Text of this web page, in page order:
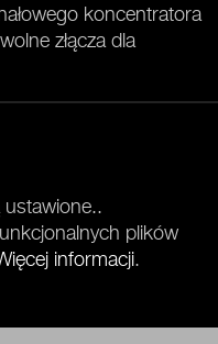
koncentratora
złącza dla
ustawione..
plików
informacji.